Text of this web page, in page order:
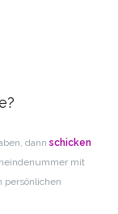
dann schicken
mit
persönlichen